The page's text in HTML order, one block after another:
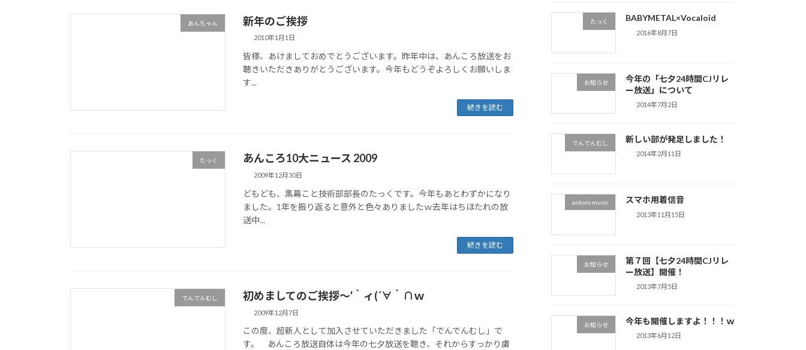
あんちゃん 新年のご挨拶
2010年1月1日
皆様、あけましておめでとうございます。昨年中は、あんころ放送をお
聴きいただきありがとうございます。今年もどうぞよろしくお願いしま
す...
続きを読む
たっく あんころ10大ニュース 2009
2009年12月30日
どもども、黒幕こと技術部部長のたっくです。今年もあとわずかになり
ました。1年を振り返ると意外と色々ありましたｗ去年はちほたれの放
送中...
続きを読む
でんでんむし 初めましてのご挨拶～'｀ィ(´∀｀∩ｗ
2009年12月7日
この度、超新人として加入させていただきました「でんでんむし」で
す。 あんころ放送自体は今年の七夕放送を聴き、それからすっかり虜
たっく BABYMETAL×Vocaloid
2016年8月7日
お知らせ
今年の「七夕24時間CJリレ
ー放送」について
2014年7月2日
でんでんむし 新しい部が発足しました！
2014年2月11日
ankoro music スマホ用着信音
2013年11月15日
お知らせ
第７回【七夕24時間CJリレ
ー放送】開催！
2013年7月5日
お知らせ 今年も開催しますよ！！！ｗ
2013年6月12日